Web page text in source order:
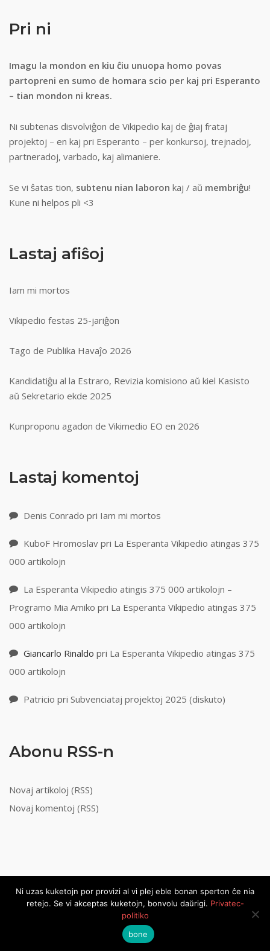
Pri ni
Imagu la mondon en kiu ĉiu unuopa homo povas
partopreni en sumo de homara scio per kaj pri Esperanto
– tian mondon ni kreas.
Ni subtenas disvolviĝon de Vikipedio kaj de ĝiaj frataj
projektoj – en kaj pri Esperanto – per konkursoj, trejnadoj,
partneradoj, varbado, kaj alimaniere.
Se vi ŝatas tion, subtenu nian laboron kaj / aŭ membriĝu!
Kune ni helpos pli <3
Lastaj afiŝoj
Iam mi mortos
Vikipedio festas 25-jariĝon
Tago de Publika Havaĵo 2026
Kandidatiĝu al la Estraro, Revizia komisiono aŭ kiel Kasisto
aŭ Sekretario ekde 2025
Kunproponu agadon de Vikimedio EO en 2026
Lastaj komentoj
Denis Conrado pri Iam mi mortos
KuboF Hromoslav pri La Esperanta Vikipedio atingas 375
000 artikolojn
La Esperanta Vikipedio atingis 375 000 artikolojn –
Programo Mia Amiko pri La Esperanta Vikipedio atingas 375
000 artikolojn
Giancarlo Rinaldo pri La Esperanta Vikipedio atingas 375
000 artikolojn
Patricio pri Subvenciataj projektoj 2025 (diskuto)
Abonu RSS-n
Novaj artikoloj (RSS)
Novaj komentoj (RSS)
Neprofitcela, volontula Vikimedia organizo
Theme bySiteOrigin
Ni uzas kuketojn por provizi al vi plej eble bonan sperton ĉe nia
retejo. Se vi akceptas kuketojn, bonvolu daŭrigi. Privatec-
politiko
bone